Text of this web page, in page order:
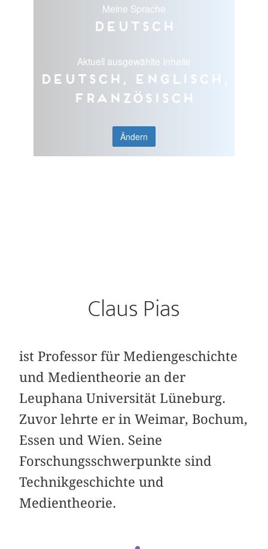
Meine Sprache
Deutsch
Aktuell ausgewählte Inhalte
Deutsch, Englisch,
Französisch
Ändern
Claus Pias
ist Professor für Mediengeschichte
und Medientheorie an der
Leuphana Universität Lüneburg.
Zuvor lehrte er in Weimar, Bochum,
Essen und Wien. Seine
Forschungsschwerpunkte sind
Technikgeschichte und
Medientheorie.